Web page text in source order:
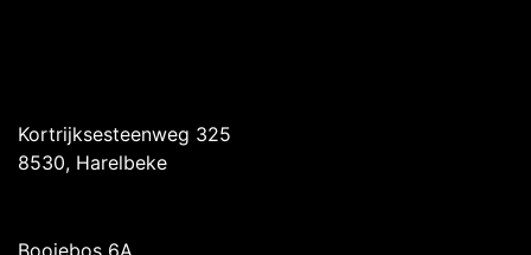
Kortrijksesteenweg 325
8530, Harelbeke